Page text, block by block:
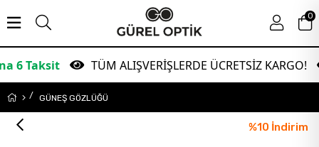
TÜM ALIŞVERİŞLERDE ÜCRETSİZ KARGO!
0
GÜNEŞ GÖZLÜĞÜ
%10 İndirim